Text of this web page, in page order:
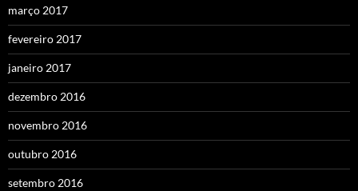
março 2017
fevereiro 2017
janeiro 2017
dezembro 2016
novembro 2016
outubro 2016
setembro 2016